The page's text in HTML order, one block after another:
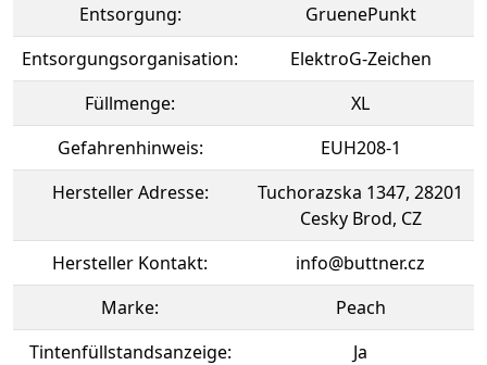
Entsorgung:
GruenePunkt
Entsorgungsorganisation:
ElektroG-Zeichen
Füllmenge:
XL
Gefahrenhinweis:
EUH208-1
Hersteller Adresse:
Tuchorazska 1347, 28201
Cesky Brod, CZ
Hersteller Kontakt:
info@buttner.cz
Marke:
Peach
Tintenfüllstandsanzeige:
Ja